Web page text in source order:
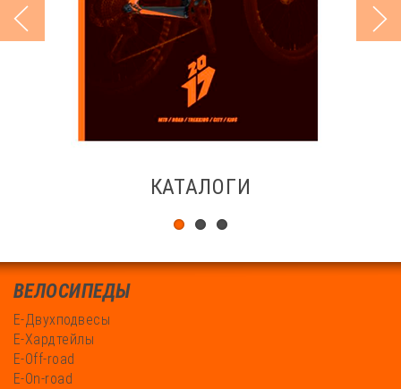
КАТАЛОГИ
ВЕЛОСИПЕДЫ
Е-Двухподвесы
Е-Хардтейлы
Е-Off-road
Е-On-road